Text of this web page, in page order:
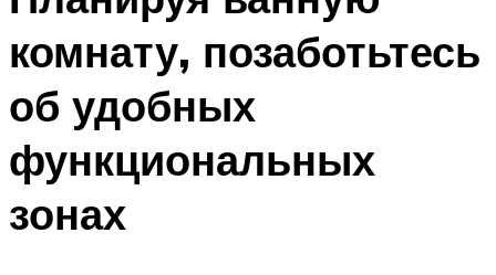
комнату, позаботьтесь
об удобных
функциональных
зонах